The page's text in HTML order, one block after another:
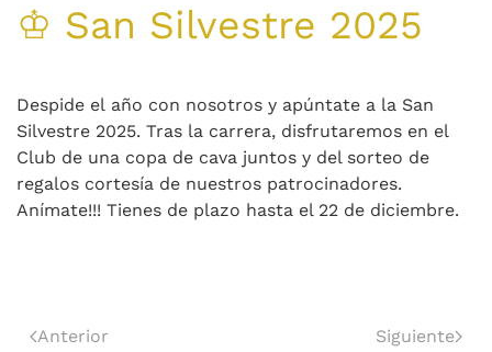
♔ San Silvestre 2025
Despide el año con nosotros y apúntate a la San
Silvestre 2025. Tras la carrera, disfrutaremos en el
Club de una copa de cava juntos y del sorteo de
regalos cortesía de nuestros patrocinadores.
Anímate!!! Tienes de plazo hasta el 22 de diciembre.
Anterior Siguiente